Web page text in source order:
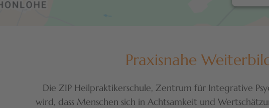
Praxisnahe
Die ZIP Heilpraktikerschule, Zentrum für Integrative
wird, dass Menschen sich in Achtsamkeit und